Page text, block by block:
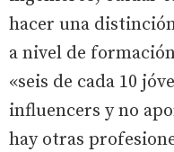
hacer una
a nivel de
«seis de cada 10
influencers y no
hay otras